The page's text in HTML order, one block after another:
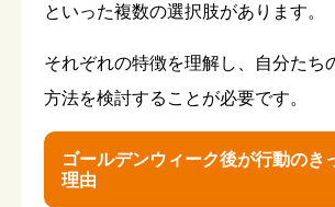
といった複数の選択肢があります。
それぞれの特徴を理解し、自分たち
方法を検討することが必要です。
ゴールデンウィーク後が行動のき
理由